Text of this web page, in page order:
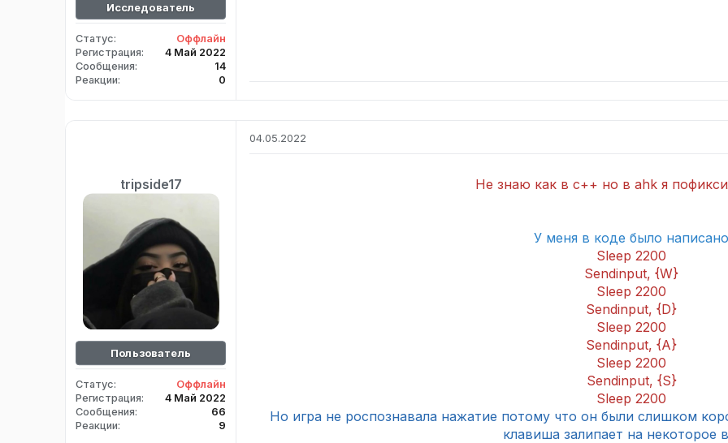
Исследователь
Статус
Оффлайн
Регистрация
4 Май 2022
Сообщения
14
Реакции
0
tripside17
Пользователь
Статус
Оффлайн
Регистрация
4 Май 2022
Сообщения
66
Реакции
9
04.05.2022
Не знаю как в с++ но в ahk я
У меня в коде было написано
Sleep 2200
Sendinput, {W}
Sleep 2200
Sendinput, {D}
Sleep 2200
Sendinput, {A}
Sleep 2200
Sendinput, {S}
Sleep 2200
Но игра не роспознавала нажатие потому что он были слишком
клавиша залипает на некоторое